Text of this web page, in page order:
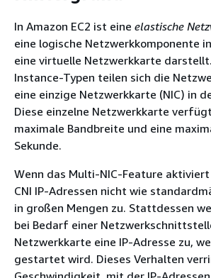
In Amazon EC2 ist eine elastische
eine logische Netzwerkkomponente
eine virtuelle Netzwerkkarte
Instance-Typen teilen sich die
eine einzige Netzwerkkarte (NIC) in
Diese einzelne Netzwerkkarte
maximale Bandbreite und eine
Sekunde.
Wenn das Multi-NIC-Feature
CNI IP-Adressen nicht wie
in großen Mengen zu. Stattdessen
bei Bedarf einer
Netzwerkkarte eine IP-Adresse zu,
gestartet wird. Dieses Verhalten